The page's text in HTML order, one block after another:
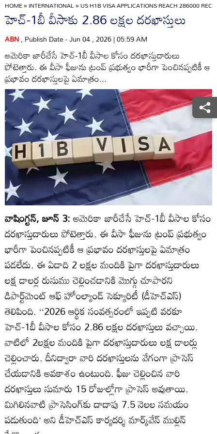
HOME»INTERNATIONAL»US H1B VISA APPLICATIONS REACH 286000
హెచ్‌-1బీ వీసాకు 2.86 లక్షల దరఖాస్తులు
ABN, Publish Date - Jun 04 , 2026 | 05:59 AM
అమెరికా జారీచేసే హెచ్‌-1బీ వీసాల కోసం దరఖాస్తుదారులు
పోటెత్తారు. ఈ వీసా ఫీజును ట్రంప్‌ ప్రభుత్వం భారీగా పెంచినప్పటికీ ఆ
ప్రభావం దరఖాస్తులపై ఏమాత్రం...
వాషింగ్టన్‌, జూన్‌ 3:అమెరికా జారీచేసే హెచ్‌-1బీ వీసాల కోసం
దరఖాస్తుదారులు పోటెత్తారు. ఈ వీసా ఫీజును ట్రంప్‌ ప్రభుత్వం
భారీగా పెంచినప్పటికీ ఆ ప్రభావం దరఖాస్తులపై ఏమాత్రం
పడలేదు. ఈ ఏడాది 2 లక్షల మందికి పైగా దరఖాస్తుదారులు
లక్ష డాలర్ల రుసుము చెల్లించడానికి మొగ్గు చూపారని
డిపార్ట్‌మెంట్‌ ఆఫ్‌ హోంల్యాండ్‌ సెక్యూరిటీ (డీహెచ్‌ఎస్‌)
తెలిపింది. ‘‘2026 ఆర్థిక సంవత్సరంలో ఇప్పటి వరకూ
హెచ్‌-1బీ వీసాల కోసం 2.86 లక్షల దరఖాస్తులు వచ్చాయి.
వాటిలో 2లక్షల మందికి పైగా దరఖాస్తుదారులు లక్ష డాలర్లు
చెల్లించారు. దీనిద్వారా వారి దరఖాస్తులను వేగంగా ప్రాసెస్‌
చేయడానికి అవకాశం ఉంటుంది. ఫీజు చెల్లించిన వారి
దరఖాస్తులు సుమారు 15 రోజుల్లోగా ప్రాసెస్‌ అవుతాయి.
మిగిలినవాటి ప్రాసెసింగ్‌కు దాదాపు 7.5 నెలల సమయం
పడుతుంది’ అని డీహెచ్‌ఎస్‌ కార్యదర్శి మార్క్‌వేన్‌ ముల్లిన్‌